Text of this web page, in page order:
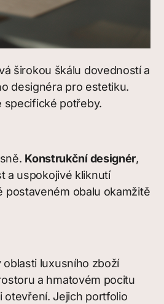
širokou škálu dovedností a
designéra pro estetiku.
specifické potřeby.
Konstrukční designér,
a uspokojivé kliknutí
postaveném obalu okamžitě
luxusního zboží
a hmatovém pocitu
otevření. Jejich portfolio